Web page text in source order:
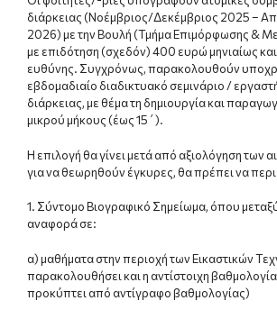
διάρκειας (Νοέμβριος/Δεκέμβριος 2025 –
2026) με την Βουλή (Τμήμα Επιμόρφωσης &
με επιδότηση (σχεδόν) 400 ευρώ μηνιαίως
ευθύνης. Συγχρόνως, παρακολουθούν
εβδομαδιαίο διαδικτυακό σεμινάριο /
διάρκειας, με θέμα τη δημιουργία και
μικρού μήκους (έως 15΄).
Η επιλογή θα γίνει μετά από αξιολόγηση των
για να θεωρηθούν έγκυρες, θα πρέπει να
1. Σύντομο Βιογραφικό Σημείωμα, όπου
αναφορά σε:
α) μαθήματα στην περιοχή των Εικαστικών
παρακολουθήσει και η αντίστοιχη
προκύπτει από αντίγραφο βαθμολογίας)